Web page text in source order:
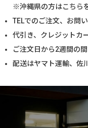
※沖縄県の方はこちら
TELでのご注文、お問
代引き、クレジットカ
ご注文日から2週間の
配送はヤマト運輸、佐